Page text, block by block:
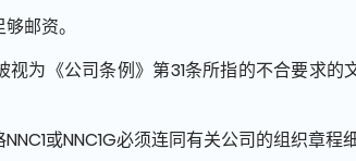
邮资。
为《公司条例》第31条所指的不合要求的
或NNC1G必须连同有关公司的组织章程